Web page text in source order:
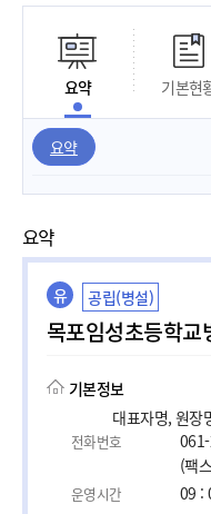
요약 기본현
요약
요약
유 공립(병설)
목포임성초등학교
기본정보
대표자명, 원장
전화번호
(팩
운영시간 09 :